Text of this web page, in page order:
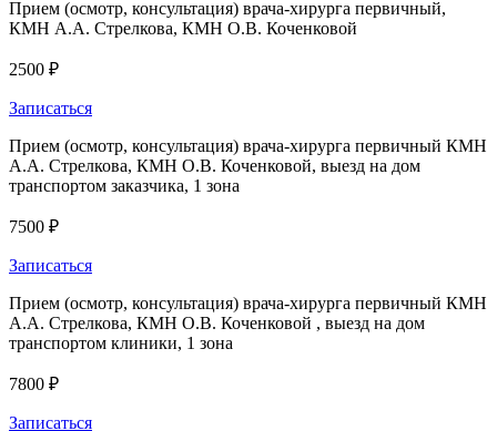
Прием (осмотр, консультация) врача-хирурга первичный,
КМН А.А. Стрелкова, КМН О.В. Коченковой
2500 ₽
Записаться
Прием (осмотр, консультация) врача-хирурга первичный КМН
А.А. Стрелкова, КМН О.В. Коченковой, выезд на дом
транспортом заказчика, 1 зона
7500 ₽
Записаться
Прием (осмотр, консультация) врача-хирурга первичный КМН
А.А. Стрелкова, КМН О.В. Коченковой , выезд на дом
транспортом клиники, 1 зона
7800 ₽
Записаться